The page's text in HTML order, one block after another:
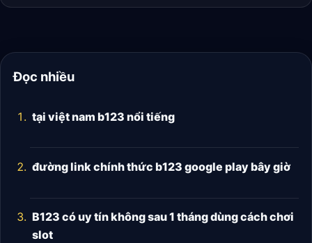
Đọc nhiều
tại việt nam b123 nổi tiếng
đường link chính thức b123 google play bây giờ
B123 có uy tín không sau 1 tháng dùng cách chơi
slot